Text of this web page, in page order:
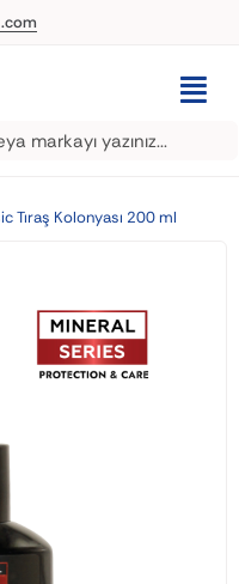
Tıraş Kolonyası 200 ml